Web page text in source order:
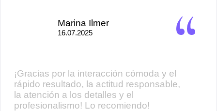
Marina Ilmer
16.07.2025
¡Gracias por la interacción cómoda y el
rápido resultado, la actitud responsable,
la atención a los detalles y el
profesionalismo! Lo recomiendo!